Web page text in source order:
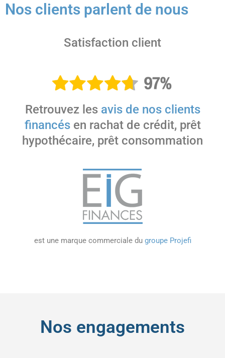
Nos clients parlent de nous
Satisfaction client
Retrouvez les avis de nos clients
financésen rachat de crédit, prêt
hypothécaire, prêt consommation
est une marque commerciale du groupe Projefi
Nos engagements